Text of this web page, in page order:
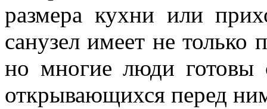
размера кухни или
санузел имеет не только
но многие люди готовы
открывающихся перед